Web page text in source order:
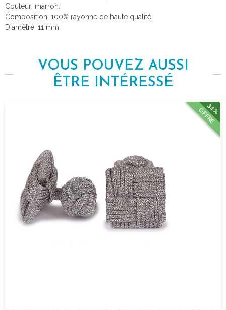
Couleur: marron.
Composition: 100% rayonne de haute qualité.
Diamètre: 11 mm.
VOUS POUVEZ AUSSI
ÊTRE INTÉRESSÉ
34%
OFFRE